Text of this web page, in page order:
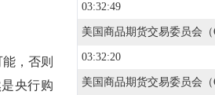
，否则
央行购
03:32:49
03:32:20